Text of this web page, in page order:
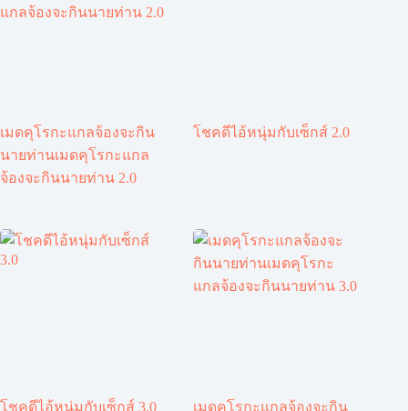
เมดคุโรกะแกลจ้องจะกิน
นายท่านเมดคุโรกะแกล
จ้องจะกินนายท่าน 2.0
โชคดีไอ้หนุ่มกับเซ็กส์ 2.0
โชคดีไอ้หนุ่มกับเซ็กส์ 3.0 เมดคุโรกะแกลจ้องจะกิน